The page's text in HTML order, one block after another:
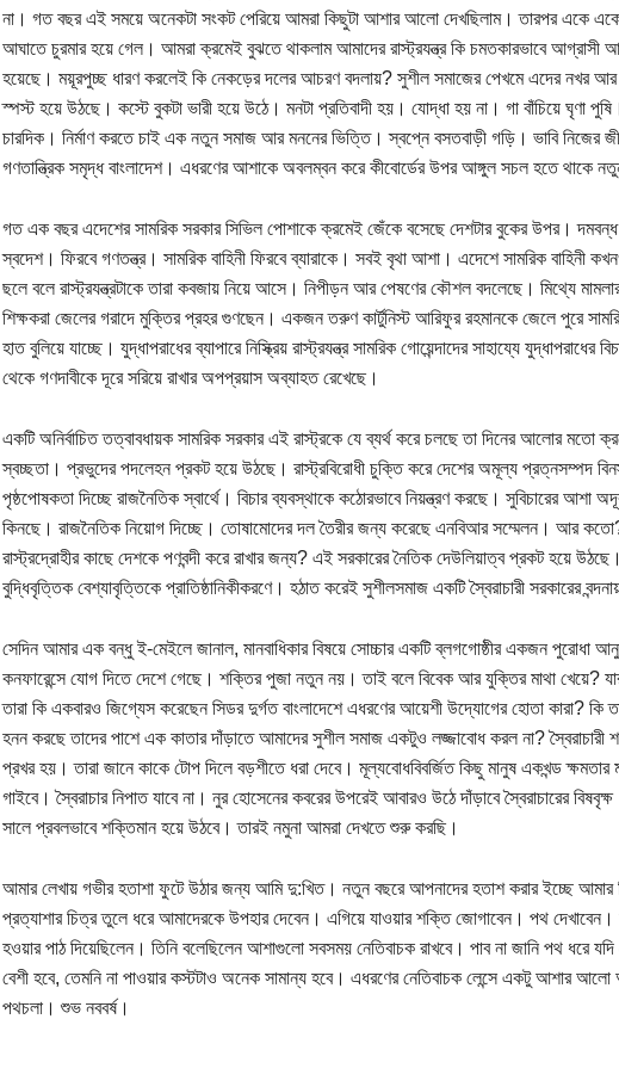
না। গত বছর এই সময়ে অনেকটা সংকট পেরিয়ে আমরা কিছুটা আশার আলো দেখছিলাম। তারপর একে একে
আঘাতে চুরমার হয়ে গেল। আমরা ক্রমেই বুঝতে থাকলাম আমাদের রাস্ট্রযন্ত্র কি চমতকারভাবে আগ্রাসী
হয়েছে। ময়ূরপুচ্ছ ধারণ করলেই কি নেকড়ের দলের আচরণ বদলায়? সুশীল সমাজের পেখমে এদের নখর
স্পস্ট হয়ে উঠছে। কস্টে বুকটা ভারী হয়ে উঠে। মনটা প্রতিবাদী হয়। যোদ্ধা হয় না। গা বাঁচিয়ে ঘৃণা
চারদিক। নির্মাণ করতে চাই এক নতুন সমাজ আর মননের ভিত্তি। স্বপ্নে বসতবাড়ী গড়ি। ভাবি নিজের
গণতান্ত্রিক সমৃদ্ধ বাংলাদেশ। এধরণের আশাকে অবলম্বন করে কীবোর্ডের উপর আঙ্গুল সচল হতে থাকে
গত এক বছর এদেশের সামরিক সরকার সিভিল পোশাকে ক্রমেই জেঁকে বসেছে দেশটার বুকের উপর। দমবন্ধ
স্বদেশ। ফিরবে গণতন্ত্র। সামরিক বাহিনী ফিরবে ব্যারাকে। সবই বৃথা আশা। এদেশে সামরিক বাহিনী
ছলে বলে রাস্ট্রযন্ত্রটাকে তারা কবজায় নিয়ে আসে। নিপীড়ন আর পেষণের কৌশল বদলেছে। মিথ্যে মামলার
শিক্ষকরা জেলের গরাদে মুক্তির প্রহর গুণছেন। একজন তরুণ কার্টুনিস্ট আরিফুর রহমানকে জেলে পুরে
হাত বুলিয়ে যাচ্ছে। যুদ্ধাপরাধের ব্যাপারে নিস্ক্রিয় রাস্ট্রযন্ত্র সামরিক গোয়েন্দাদের সাহায্যে যুদ্ধাপরাধের
থেকে গণদাবীকে দূরে সরিয়ে রাখার অপপ্রয়াস অব্যাহত রেখেছে।
একটি অনির্বাচিত তত্বাবধায়ক সামরিক সরকার এই রাস্ট্রকে যে ব্যর্থ করে চলছে তা দিনের আলোর মতো
স্বচ্ছতা। প্রভুদের পদলেহন প্রকট হয়ে উঠছে। রাস্ট্রবিরোধী চুক্তি করে দেশের অমূল্য প্রত্নসম্পদ
পৃষ্ঠপোষকতা দিচ্ছে রাজনৈতিক স্বার্থে। বিচার ব্যবস্থাকে কঠোরভাবে নিয়ন্ত্রণ করছে। সুবিচারের
কিনছে। রাজনৈতিক নিয়োগ দিচ্ছে। তোষামোদের দল তৈরীর জন্য করেছে এনবিআর সম্মেলন। আর কতো?
রাস্ট্রদ্রোহীর কাছে দেশকে পণবন্দী করে রাখার জন্য? এই সরকারের নৈতিক দেউলিয়াত্ব প্রকট হয়ে
বুদ্ধিবৃত্তিক বেশ্যাবৃত্তিকে প্রাতিষ্ঠানিকীকরণে। হঠাত করেই সুশীলসমাজ একটি স্বৈরাচারী সরকারের
সেদিন আমার এক বন্ধু ই-মেইলে জানাল, মানবাধিকার বিষয়ে সোচ্চার একটি ব্লগগোষ্ঠীর একজন পুরোধা
কনফারেন্সে যোগ দিতে দেশে গেছে। শক্তির পুজা নতুন নয়। তাই বলে বিবেক আর যুক্তির মাথা খেয়ে?
তারা কি একবারও জিগ্যেস করেছেন সিডর দুর্গত বাংলাদেশে এধরণের আয়েশী উদ্যোগের হোতা কারা? কি তাদের
হনন করছে তাদের পাশে এক কাতার দাঁড়াতে আমাদের সুশীল সমাজ একটুও লজ্জাবোধ করল না? স্বৈরাচারী
প্রখর হয়। তারা জানে কাকে টোপ দিলে বড়শীতে ধরা দেবে। মূল্যবোধবিবর্জিত কিছু মানুষ একখন্ড ক্ষমতার
গাইবে। স্বৈরাচার নিপাত যাবে না। নুর হোসেনের কবরের উপরেই আবারও উঠে দাঁড়াবে স্বৈরাচারের
সালে প্রবলভাবে শক্তিমান হয়ে উঠবে। তারই নমুনা আমরা দেখতে শুরু করছি।
আমার লেখায় গভীর হতাশা ফুটে উঠার জন্য আমি দু:খিত। নতুন বছরে আপনাদের হতাশ করার ইচ্ছে
প্রত্যাশার চিত্র তুলে ধরে আমাদেরকে উপহার দেবেন। এগিয়ে যাওয়ার শক্তি জোগাবেন। পথ
হওয়ার পাঠ দিয়েছিলেন। তিনি বলেছিলেন আশাগুলো সবসময় নেতিবাচক রাখবে। পাব না জানি পথ ধরে
বেশী হবে, তেমনি না পাওয়ার কস্টটাও অনেক সামান্য হবে। এধরণের নেতিবাচক লেন্সে একটু আশার
পথচলা। শুভ নববর্ষ।